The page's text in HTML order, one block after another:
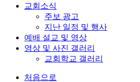
교회소식
주보 광고
지난 일정 및 행사
예배 설교 및 영상
영상 및 사진 갤러리
교회학교 갤러리
처음으로